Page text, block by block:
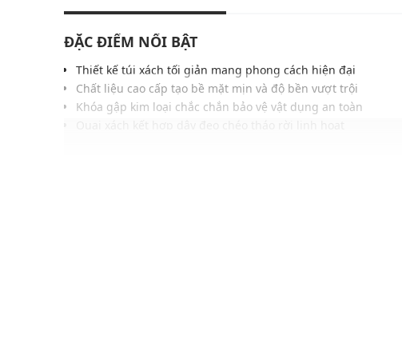
ĐẶC ĐIỂM NỔI BẬT
Thiết kế túi xách tối giản mang phong cách hiện đại
Chất liệu cao cấp tạo bề mặt mịn và độ bền vượt trội
Khóa gập kim loại chắc chắn bảo vệ vật dụng an toàn